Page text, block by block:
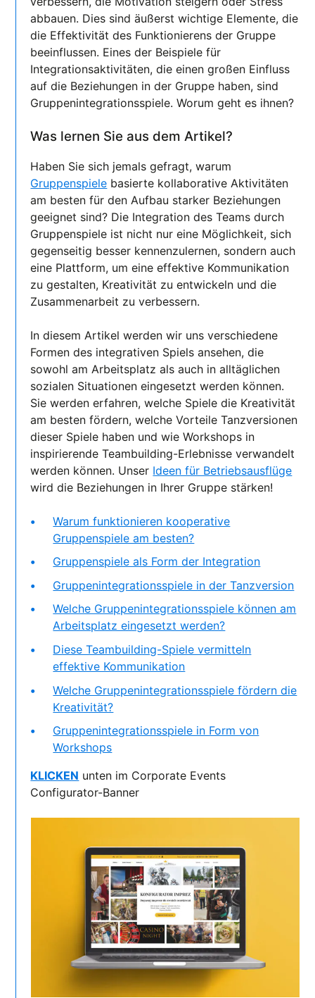
abbauen. Dies sind äußerst wichtige Elemente, die
die Effektivität des Funktionierens der Gruppe
beeinflussen. Eines der Beispiele für
Integrationsaktivitäten, die einen großen Einfluss
auf die Beziehungen in der Gruppe haben, sind
Gruppenintegrationsspiele. Worum geht es ihnen?
Was lernen Sie aus dem Artikel?
Haben Sie sich jemals gefragt, warum
Gruppenspiele basierte kollaborative Aktivitäten
am besten für den Aufbau starker Beziehungen
geeignet sind? Die Integration des Teams durch
Gruppenspiele ist nicht nur eine Möglichkeit, sich
gegenseitig besser kennenzulernen, sondern auch
eine Plattform, um eine effektive Kommunikation
zu gestalten, Kreativität zu entwickeln und die
Zusammenarbeit zu verbessern.
In diesem Artikel werden wir uns verschiedene
Formen des integrativen Spiels ansehen, die
sowohl am Arbeitsplatz als auch in alltäglichen
sozialen Situationen eingesetzt werden können.
Sie werden erfahren, welche Spiele die Kreativität
am besten fördern, welche Vorteile Tanzversionen
dieser Spiele haben und wie Workshops in
inspirierende Teambuilding-Erlebnisse verwandelt
werden können. Unser Ideen für Betriebsausflüge
wird die Beziehungen in Ihrer Gruppe stärken!
Warum funktionieren kooperative
Gruppenspiele am besten?
Gruppenspiele als Form der Integration
Gruppenintegrationsspiele in der Tanzversion
Welche Gruppenintegrationsspiele können am
Arbeitsplatz eingesetzt werden?
Diese Teambuilding-Spiele vermitteln
effektive Kommunikation
Welche Gruppenintegrationsspiele fördern die
Kreativität?
Gruppenintegrationsspiele in Form von
Workshops
KLICKEN unten im Corporate Events
Configurator-Banner